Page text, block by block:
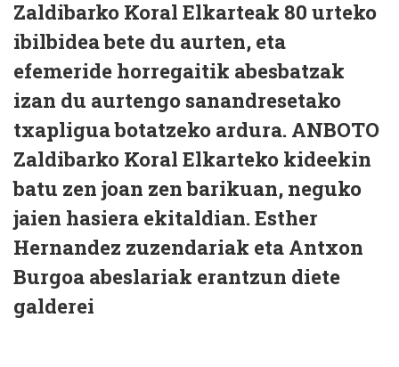
Zaldibarko Koral Elkarteak 80 urteko
ibilbidea bete du aurten, eta
efemeride horregaitik abesbatzak
izan du aurtengo sanandresetako
txapligua botatzeko ardura. ANBOTO
Zaldibarko Koral Elkarteko kideekin
batu zen joan zen barikuan, neguko
jaien hasiera ekitaldian. Esther
Hernandez zuzendariak eta Antxon
Burgoa abeslariak erantzun diete
galderei